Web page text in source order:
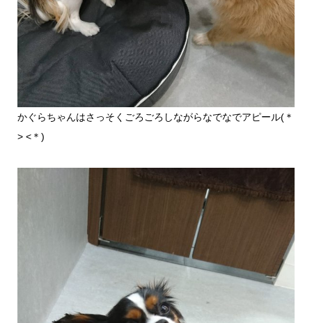
かぐらちゃんはさっそくごろごろしながらなでなでアピール(＊
> <＊)